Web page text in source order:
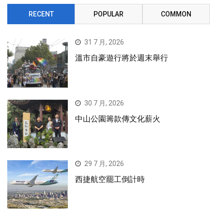
RECENT POPULAR COMMON
31 7 月, 2026
溫市自豪遊行將於週末舉行
30 7 月, 2026
中山公園籌款傳文化薪火
29 7 月, 2026
西捷航空罷工倒計時